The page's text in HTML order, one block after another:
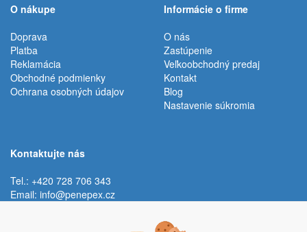
O nákupe
Doprava
Platba
Reklamácia
Obchodné podmienky
Ochrana osobných údajov
Informácie o firme
O nás
Zastúpenie
Veľkoobchodný predaj
Kontakt
Blog
Nastavenie súkromia
Kontaktujte nás
Tel.: +420 728 706 343
Email: info@penepex.cz
Trávník 2076, 686 03 Staré Město